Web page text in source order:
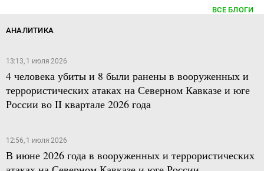
ВСЕ БЛОГИ
АНАЛИТИКА
13:13, 1 июля 2026
4 человека убиты и 8 были ранены в вооруженных и
террористических атаках на Северном Кавказе и юге
России во II квартале 2026 года
12:56, 1 июля 2026
В июне 2026 года в вооруженных и террористических